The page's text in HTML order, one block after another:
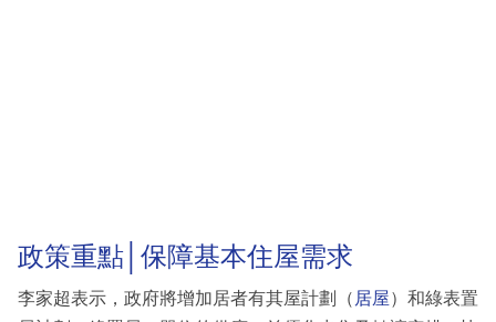
政策重點│保障基本住屋需求
李家超表示，政府將增加居者有其屋計劃（ 居屋）和綠表置